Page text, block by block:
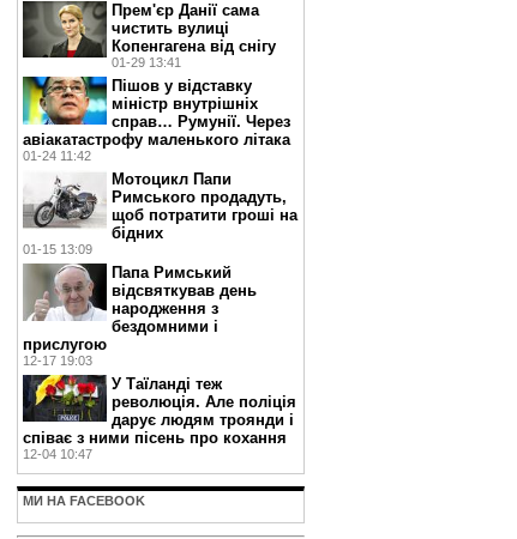
Прем'єр Данії сама
чистить вулиці
Копенгагена від снігу
01-29 13:41
Пішов у відставку
міністр внутрішніх
справ… Румунії. Через
авіакатастрофу маленького літака
01-24 11:42
Мотоцикл Папи
Римського продадуть,
щоб потратити гроші на
бідних
01-15 13:09
Папа Римський
відсвяткував день
народження з
бездомними і
прислугою
12-17 19:03
У Таїланді теж
революція. Але поліція
дарує людям троянди і
співає з ними пісень про кохання
12-04 10:47
МИ НА FACEBOOK